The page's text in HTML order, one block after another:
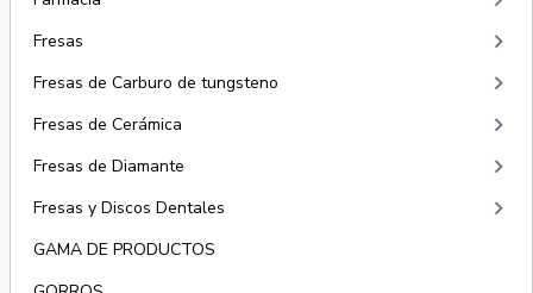
Fresas keyboard_arrow_right
Fresas de Carburo de tungsteno keyboard_arrow_right
Fresas de Cerámica keyboard_arrow_right
Fresas de Diamante keyboard_arrow_right
Fresas y Discos Dentales keyboard_arrow_right
GAMA DE PRODUCTOS